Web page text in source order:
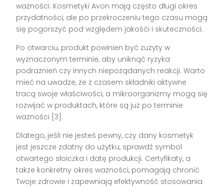
ważności. Kosmetyki Avon mają często długi okres
przydatności, ale po przekroczeniu tego czasu mogą
się pogorszyć pod względem jakośći i skuteczności.
Po otwarciu, produkt powinien być zużyty w
wyznaczonym terminie, aby uniknąć ryzyka
podrażnień czy innych niepożądanych reakcji. Warto
mieć na uwadze, że z czasem składniki aktywne
tracą swoje właściwości, a mikroorganizmy mogą się
rozwijać w produktach, które są już po terminie
ważności [3].
Dlatego, jeśli nie jesteś pewny, czy dany kosmetyk
jest jeszcze zdatny do użytku, sprawdź symbol
otwartego słoiczka i datę produkcji. Certyfikaty, a
także konkretny okres ważności, pomagają chronić
Twoje zdrowie i zapewniają efektywność stosowania